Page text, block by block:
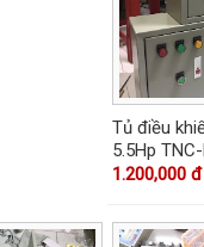
Tủ điều
5.5Hp
1.200,000 đ